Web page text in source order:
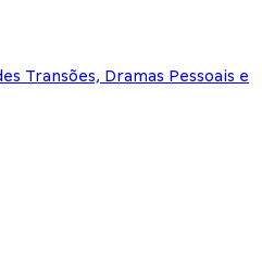
Transões, Dramas Pessoais e